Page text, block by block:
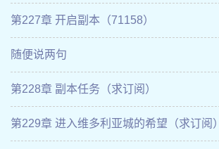
第227章 开启副本（71158）
随便说两句
第228章 副本任务（求订阅）
第229章 进入维多利亚城的希望（求订阅）